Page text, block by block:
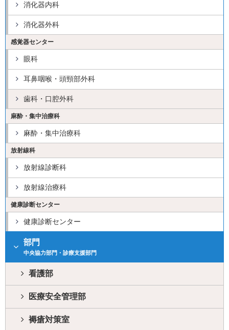
消化器内科
消化器外科
感覚器センター
眼科
耳鼻咽喉・頭頸部外科
歯科・口腔外科
麻酔・集中治療科
麻酔・集中治療科
放射線科
放射線診断科
放射線治療科
健康診断センター
健康診断センター
部門
中央協力部門・診療支援部門
看護部
医療安全管理部
褥瘡対策室